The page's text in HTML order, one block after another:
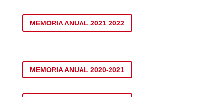
MEMORIA ANUAL 2021-2022
MEMORIA ANUAL 2020-2021